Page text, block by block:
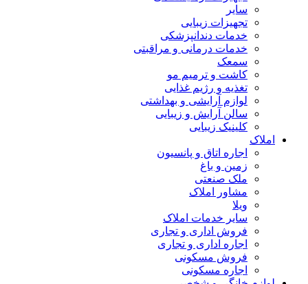
سایر
تجهیزات زیبایی
خدمات دندانپزشکی
خدمات درمانی و مراقبتی
سمعک
کاشت و ترمیم مو
تغذیه و رژیم غذایی
لوازم آرایشی و بهداشتی
سالن آرایش و زیبایی
کلینیک زیبایی
املاک
اجاره اتاق و پانسیون
زمین و باغ
ملک صنعتی
مشاور املاک
ویلا
سایر خدمات املاک
فروش اداری و تجاری
اجاره اداری و تجاری
فروش مسکونی
اجاره مسکونی